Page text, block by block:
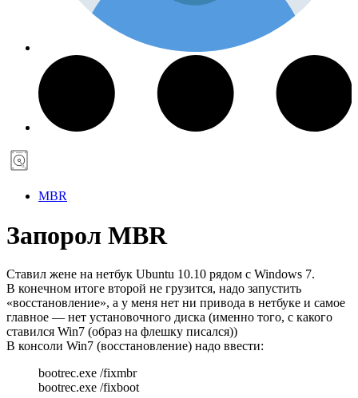
MBR
Запорол MBR
Ставил жене на нетбук Ubuntu 10.10 рядом с Windows 7.
В конечном итоге второй не грузится, надо запустить
«восстановление», а у меня нет ни привода в нетбуке и самое
главное — нет установочного диска (именно того, с какого
ставился Win7 (образ на флешку писался))
В консоли Win7 (восстановление) надо ввести:
bootrec.exe /fixmbr
bootrec.exe /fixboot